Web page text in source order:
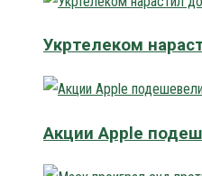
Укртелеком
Акции Apple